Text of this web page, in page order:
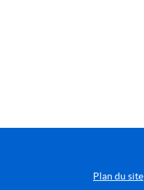
Plan du site